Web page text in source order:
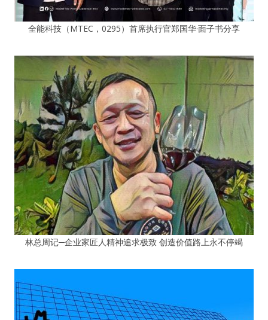
全能科技（MTEC，0295）首席执行官郑国华·面子书分享
林总周记─企业家匠人精神追求极致 创造价值路上永不停竭